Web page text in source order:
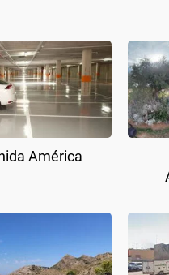
América